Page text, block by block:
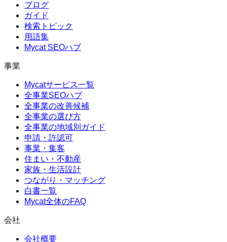
ブログ
ガイド
検索トピック
用語集
Mycat SEOハブ
事業
Mycatサービス一覧
全事業SEOハブ
全事業の改善候補
全事業の選び方
全事業の地域別ガイド
申請・許認可
事業・集客
住まい・不動産
家族・生活設計
つながり・マッチング
白書一覧
Mycat全体のFAQ
会社
会社概要